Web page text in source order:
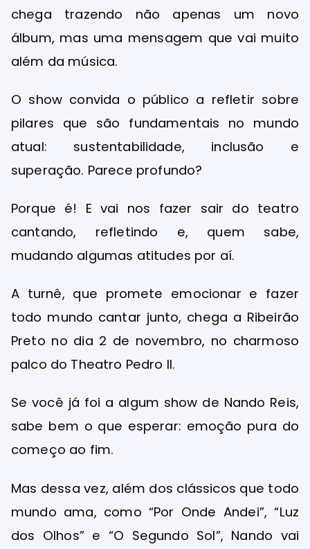
chega trazendo não apenas um novo
álbum, mas uma mensagem que vai muito
além da música.
O show convida o público a refletir sobre
pilares que são fundamentais no mundo
atual: sustentabilidade, inclusão e
superação. Parece profundo?
Porque é! E vai nos fazer sair do teatro
cantando, refletindo e, quem sabe,
mudando algumas atitudes por aí.
A turnê, que promete emocionar e fazer
todo mundo cantar junto, chega a Ribeirão
Preto no dia 2 de novembro, no charmoso
palco do Theatro Pedro II.
Se você já foi a algum show de Nando Reis,
sabe bem o que esperar: emoção pura do
começo ao fim.
Mas dessa vez, além dos clássicos que todo
mundo ama, como “Por Onde Andei”, “Luz
dos Olhos” e “O Segundo Sol”, Nando vai